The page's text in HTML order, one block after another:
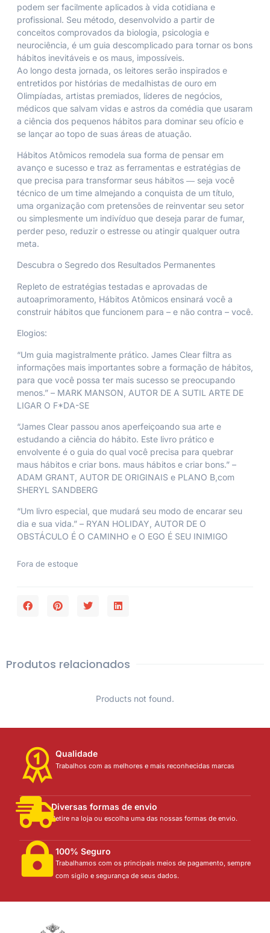
podem ser facilmente aplicados à vida cotidiana e
profissional. Seu método, desenvolvido a partir de
conceitos comprovados da biologia, psicologia e
neurociência, é um guia descomplicado para tornar os bons
hábitos inevitáveis e os maus, impossíveis.
Ao longo desta jornada, os leitores serão inspirados e
entretidos por histórias de medalhistas de ouro em
Olimpíadas, artistas premiados, líderes de negócios,
médicos que salvam vidas e astros da comédia que usaram
a ciência dos pequenos hábitos para dominar seu ofício e
se lançar ao topo de suas áreas de atuação.
Hábitos Atômicos remodela sua forma de pensar em
avanço e sucesso e traz as ferramentas e estratégias de
que precisa para transformar seus hábitos ― seja você
técnico de um time almejando a conquista de um título,
uma organização com pretensões de reinventar seu setor
ou simplesmente um indivíduo que deseja parar de fumar,
perder peso, reduzir o estresse ou atingir qualquer outra
meta.
Descubra o Segredo dos Resultados Permanentes
Repleto de estratégias testadas e aprovadas de
autoaprimoramento, Hábitos Atômicos ensinará você a
construir hábitos que funcionem para – e não contra – você.
Elogios:
“Um guia magistralmente prático. James Clear filtra as
informações mais importantes sobre a formação de hábitos,
para que você possa ter mais sucesso se preocupando
menos.” – MARK MANSON, AUTOR DE A SUTIL ARTE DE
LIGAR O F*DA-SE
“James Clear passou anos aperfeiçoando sua arte e
estudando a ciência do hábito. Este livro prático e
envolvente é o guia do qual você precisa para quebrar
maus hábitos e criar bons. maus hábitos e criar bons.” –
ADAM GRANT, AUTOR DE ORIGINAIS e PLANO B,com
SHERYL SANDBERG
“Um livro especial, que mudará seu modo de encarar seu
dia e sua vida.” – RYAN HOLIDAY, AUTOR DE O
OBSTÁCULO É O CAMINHO e O EGO É SEU INIMIGO
Fora de estoque
Produtos relacionados
Products not found.
Qualidade
Trabalhos com as melhores e mais reconhecidas marcas
Diversas formas de envio
Retire na loja ou escolha uma das nossas formas de envio.
100% Seguro
Trabalhamos com os principais meios de pagamento, sempre
com sigilo e segurança de seus dados.